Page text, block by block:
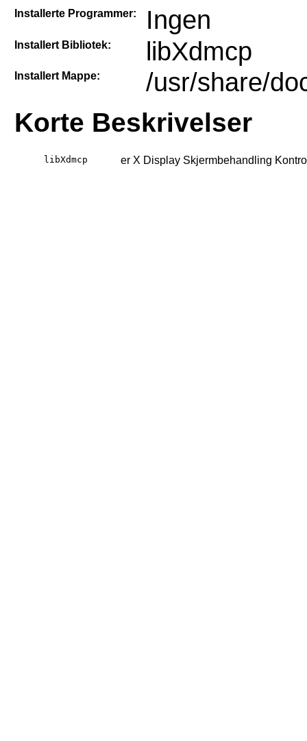
Installerte Programmer: Ingen
Installert Bibliotek: libXdmcp
Installert Mappe: /usr/share/
Korte Beskrivelser
libXdmcp er X Display Skjermbehandling